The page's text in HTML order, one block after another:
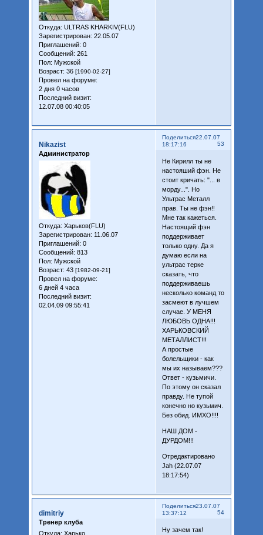
Откуда: ULTRAS KHARKIV(FLU)
Зарегистрирован: 22.05.07
Приглашений: 0
Сообщений: 261
Пол: Мужской
Возраст: 36 [1990-02-27]
Провел на форуме:
2 дня 0 часов
Последний визит:
12.07.08 00:40:05
Поделиться
53
22.07.07
18:17:16
Nikazist
Администратор
Откуда: Харьков(FLU)
Зарегистрирован: 11.06.07
Приглашений: 0
Сообщений: 813
Пол: Мужской
Возраст: 43 [1982-09-21]
Провел на форуме:
6 дней 4 часа
Последний визит:
02.04.09 09:55:41
Не Кирилл ты не
настояший фэн. Не
стоит кричать: "... в
морду...". Но
Ультрас Металл
прав. Ты не фэн!!
Мне так кажеться.
Настоящий фэн
поддерживает
только одну. Да я
думаю если на
ультрас терке
сказать, что
поддерживаешь
несколько команд то
засмеют в лучшем
случае. У МЕНЯ
ЛЮБОВЬ ОДНА!!!
ХАРЬКОВСКИЙ
МЕТАЛЛИСТ!!!
А простые
болельщики - как
мы их называем???
Ответ - кузьмичи.
По этому он сказал
правду. Не тупой
конечно но кузьмич.
Без обид. ИМХО!!!!
НАШ ДОМ -
ДУРДОМ!!!
Отредактировано
Jah (22.07.07
18:17:54)
Поделиться
54
23.07.07
13:37:12
dimitriy
Тренер клуба
Откуда: Харько Ну зачем так!